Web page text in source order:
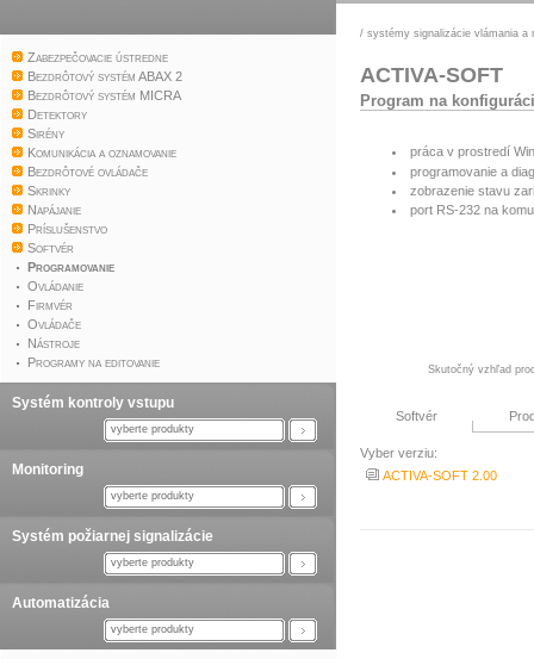
Zabezpečovacie ústredne
Bezdrôtový systém ABAX 2
Bezdrôtový systém MICRA
Detektory
Sirény
Komunikácia a oznamovanie
Bezdrôtové ovládače
Skrinky
Napájanie
Príslušenstvo
Softvér
Programovanie
Ovládanie
Firmvér
Ovládače
Nástroje
Programy na editovanie
Systém kontroly vstupu
vyberte produkty
Monitoring
vyberte produkty
Systém požiarnej signalizácie
vyberte produkty
Automatizácia
vyberte produkty
/ systémy signalizácie vlámania a
ACTIVA-SOFT
Program na
práca v prostredí
programovanie a
zobrazenie stavu
port RS-232 na
Skutočný vzhľad
Softvér
Vyber verziu:
ACTIVA-SOFT 2.00